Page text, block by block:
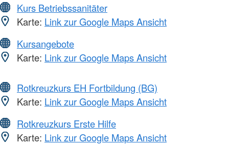
Kurs Betriebssanitäter
Karte: Link zur Google Maps Ansicht
Kursangebote
Karte: Link zur Google Maps Ansicht
Rotkreuzkurs EH Fortbildung (BG)
Karte: Link zur Google Maps Ansicht
Rotkreuzkurs Erste Hilfe
Karte: Link zur Google Maps Ansicht